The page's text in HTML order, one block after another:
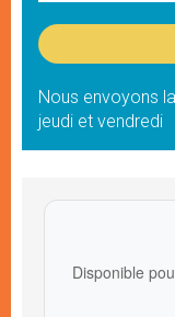
Nous envoyons
jeudi et vendredi
Disponible